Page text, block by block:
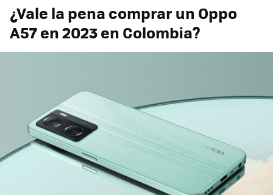
¿Vale la pena comprar un Oppo
A57 en 2023 en Colombia?